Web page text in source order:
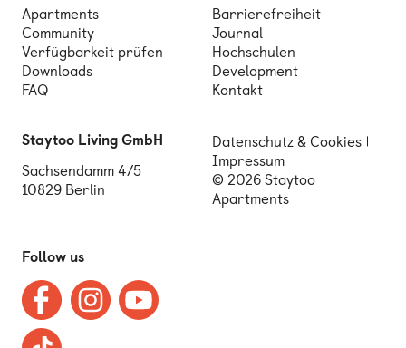
Apartments
Community
Verfügbarkeit prüfen
Downloads
FAQ
Barrierefreiheit
Journal
Hochschulen
Development
Kontakt
Staytoo Living GmbH
Sachsendamm 4/5
10829 Berlin
Datenschutz & Cookies
Impressum
© 2026 Staytoo
Apartments
Follow us